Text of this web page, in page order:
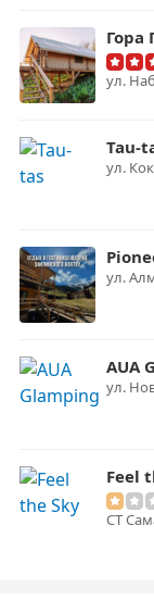
Гора
ул.
Tau-
ул.
​ул.
AUA
ул.
Feel
СТ